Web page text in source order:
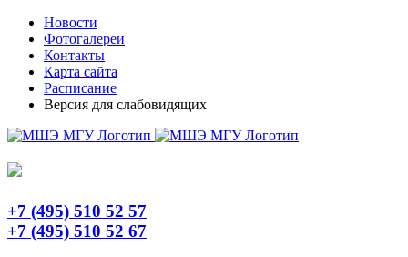
Skip
content
TelegramНовости
Фотогалереи
Контакты
Карта сайта
Расписание
Версия для слабовидящих
+7 (495) 510 52 57
+7 (495) 510 52 67